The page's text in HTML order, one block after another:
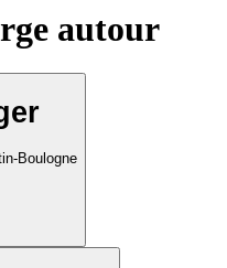
autour
Boulogne